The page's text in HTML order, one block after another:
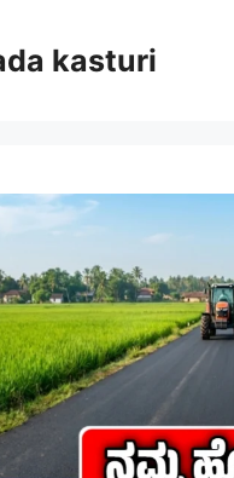
kasturi